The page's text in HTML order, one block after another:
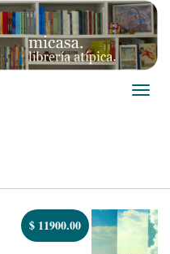
Toggle
$ 11900.00